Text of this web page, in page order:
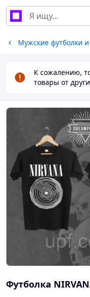
Мужские футболки
К сожалению,
товары от
Футболка